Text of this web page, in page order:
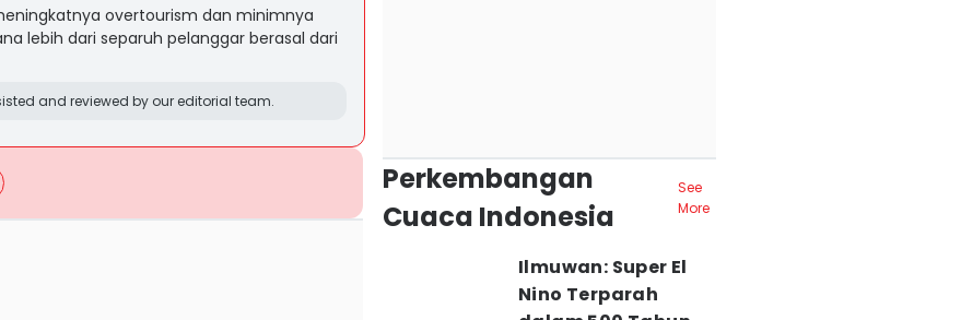
overtourism dan minimnya
lebih dari separuh pelanggar berasal dari
and reviewed by our editorial team.
Perkembangan
Cuaca Indonesia
See
More
Ilmuwan: Super El
Nino Terparah